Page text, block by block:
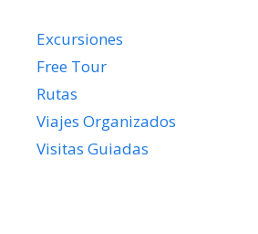
Excursiones
Free Tour
Rutas
Viajes Organizados
Visitas Guiadas